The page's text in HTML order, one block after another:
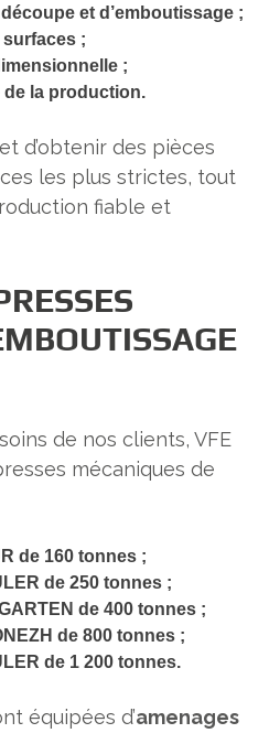
et d’emboutissage ;
surfaces ;
;
de la production.
d’obtenir des pièces
les plus strictes, tout
fiable et
de nos clients, VFE
mécaniques de
de 160 tonnes ;
de 250 tonnes ;
de 400 tonnes ;
de 800 tonnes ;
de 1 200 tonnes.
équipées d’amenages